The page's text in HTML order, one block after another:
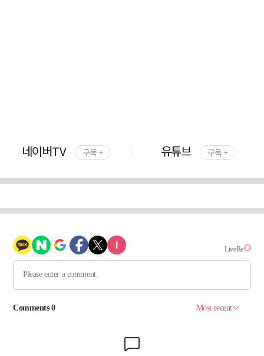
네이버TV 구독 + 유튜브 구독 +